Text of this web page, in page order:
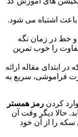
اشتباه می شود.
و خط در زمان نگه
را خوب تمرین
در ابتدای مقاله ارائه
فراموشی، سریع به
کردن رمز همستر
حالا دیگر وقت آن
را از آن خود